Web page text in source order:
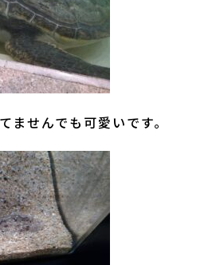
ませんでも可愛いです。